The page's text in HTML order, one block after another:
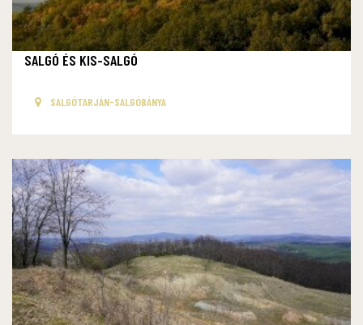
SALGÓ ÉS KIS-SALGÓ
SALGÓTARJÁN-SALGÓBÁNYA